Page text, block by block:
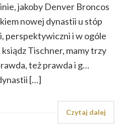
jakoby Denver Broncos
nowej dynastii u stóp
perspektywiczni i w ogóle
ksiądz Tischner, mamy trzy
też prawda i g…
[…]
Czytaj dalej